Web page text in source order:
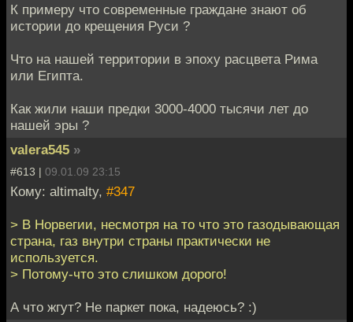
К примеру что современные граждане знают об
истории до крещения Руси ?
Что на нашей территории в эпоху расцвета Рима
или Египта.
Как жили наши предки 3000-4000 тысячи лет до
нашей эры ?
valera545 »
#613 | 09.01.09 23:15
Кому: altimalty, #347
> В Норвегии, несмотря на то что это газодывающая
страна, газ внутри страны практически не
используется.
> Потому-что это слишком дорого!
А что жгут? Не паркет пока, надеюсь? :)